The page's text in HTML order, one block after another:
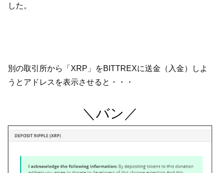
した。
別の取引所から「XRP」をBITTREXに送金（入金）しよ
うとアドレスを表示させると・・・
＼バン／